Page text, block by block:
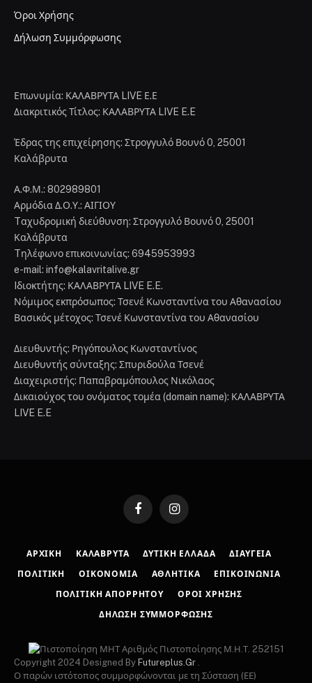
Όροι Χρήσης
Δήλωση Συμμόρφωσης
Επωνυμία: ΚΑΛΑΒΡΥΤΑ LIVE Ε.Ε
Διακριτικός Τίτλος: ΚΑΛΑΒΡΥΤΑ LIVE E.E
Έδρας της επιχείρησης: Στρογγυλό Βουνό 0, 25001
Καλάβρυτα
Α.Φ.Μ.: 802989801
Αρμόδια Δ.Ο.Υ.: ΑΙΓΙΟΥ
Tαχυδρομική διεύθυνση: Στρογγυλό Βουνό 0, 25001
Καλάβρυτα
Tηλέφωνο επικοινωνίας: 6945953993
e-mail: info@kalavritalive.gr
Iδιοκτήτης: ΚΑΛΑΒΡΥΤΑ LIVE E.E.
Νόμιμος εκπρόσωπος: Τσενέ Κωνσταντίνα του Αθανασίου
Βασικός μέτοχος: Τσενέ Κωνσταντίνα του Αθανασίου
Διευθυντής: Ρηγόπουλος Κωνσταντίνος
Διευθυντής σύνταξης: Σπυριδούλα Τσενέ
Διαχειριστής: Παπαβραμόπουλος Νικόλαος
Δικαιούχος του ονόματος τομέα (domain name): ΚΑΛΑΒΡΥΤΑ
LIVE E.E
FacebookInstagram
ΑΡΧΙΚΉ ΚΑΛΆΒΡΥΤΑ ΔΥΤΙΚΉ ΕΛΛΆΔΑ ΔΙΑΎΓΕΙΑ
ΠΟΛΙΤΙΚΉ ΟΙΚΟΝΟΜΊΑ ΑΘΛΗΤΙΚΆ ΕΠΙΚΟΙΝΩΝΊΑ
ΠΟΛΙΤΙΚΉ ΑΠΟΡΡΉΤΟΥ ΌΡΟΙ ΧΡΉΣΗΣ
ΔΉΛΩΣΗ ΣΥΜΜΌΡΦΩΣΗΣ
Αριθμός Πιστοποίησης Μ.Η.Τ. 252151
Copyright 2024 Designed By Futureplus.Gr .
Ο παρών ιστότοπος συμμορφώνονται με τη Σύσταση (ΕΕ)